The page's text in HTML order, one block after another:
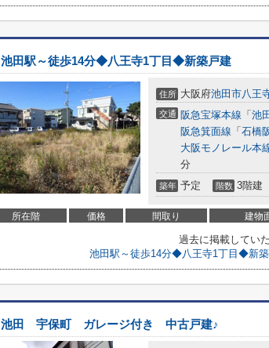
池田駅～徒歩14分◆八王寺1丁目◆新築戸建
住所 大阪府池田市八王
交通 阪急宝塚本線 「 池田
阪急箕面線 「 石橋
大阪モノレール本
分
築年 予定 階数 3階建
所在階 価格 間取り 建物
過去に掲載してい
池田駅～徒歩14分◆八王寺1丁目◆新
池田 宇保町 ガレージ付き 中古戸建♪